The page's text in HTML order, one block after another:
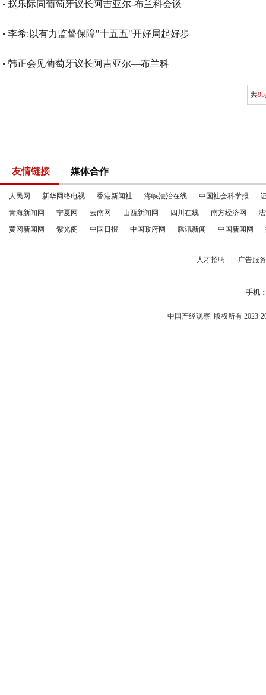
赵乐际同葡萄牙议长阿吉亚尔-布兰科会谈
李希:以有力监督保障"十五五"开好局起好步
韩正会见葡萄牙议长阿吉亚尔—布兰科
共95
友情链接 媒体合作
人民网 新华网络电视 香港新闻社 海峡法治在线 中国社会科学报
青海新闻网
宁夏网 云南网 山西新闻网 四川在线 南方经济网
黄冈新闻网
紫光阁 中国日报 中国政府网 腾讯新闻 中国新闻网
人才招聘 广告服务
手机
中国产经观察 版权所有 2023-